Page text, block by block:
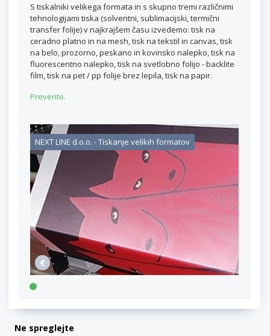
S tiskalniki velikega formata in s skupno tremi različnimi
tehnologijami tiska (solventni, sublimacijski, termični
transfer folije) v najkrajšem času izvedemo: tisk na
ceradno platno in na mesh, tisk na tekstil in canvas, tisk
na belo, prozorno, peskano in kovinsko nalepko, tisk na
fluorescentno nalepko, tisk na svetlobno folijo - backlite
film, tisk na pet / pp folije brez lepila, tisk na papir.
Preverite.
NEXT LINE d.o.o. - Tiskanje velikih formatov
Ne spreglejte